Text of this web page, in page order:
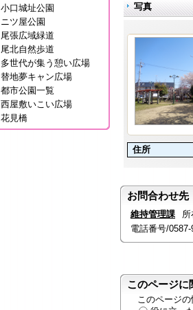
小口城址公園
ニツ屋公園
尾張広域緑道
尾北自然歩道
多世代が集う憩い広場
替地夢キャン広場
都市公園一覧
西屋敷いこい広場
花見橋
写真
住所
お問合わせ先
維持管理課
電話番号/
このページに
このページ